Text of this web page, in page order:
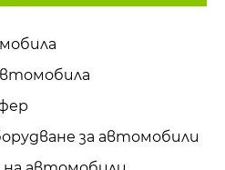
за автомобили